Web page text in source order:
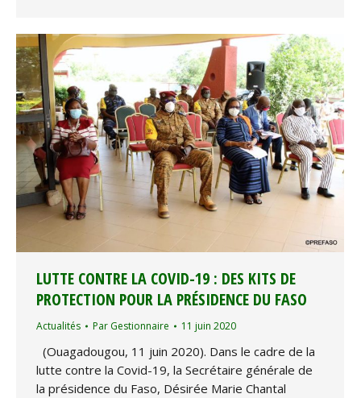
LUTTE CONTRE LA COVID-19 : DES KITS DE
PROTECTION POUR LA PRÉSIDENCE DU FASO
Actualités Par Gestionnaire 11 juin 2020
(Ouagadougou, 11 juin 2020). Dans le cadre de la
lutte contre la Covid-19, la Secrétaire générale de
la présidence du Faso, Désirée Marie Chantal